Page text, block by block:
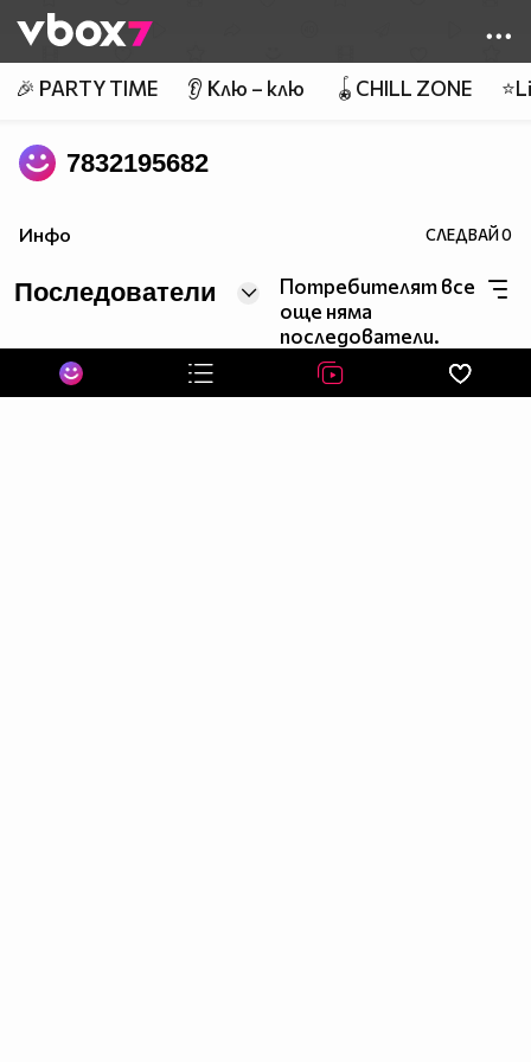
👾
🎉 PARTY TIME 👂 Клю – клю 🪀CHILL ZONE
7832195682
Инфо СЛЕДВАЙ0
Последователи
Потребителят все
още няма
последователи.